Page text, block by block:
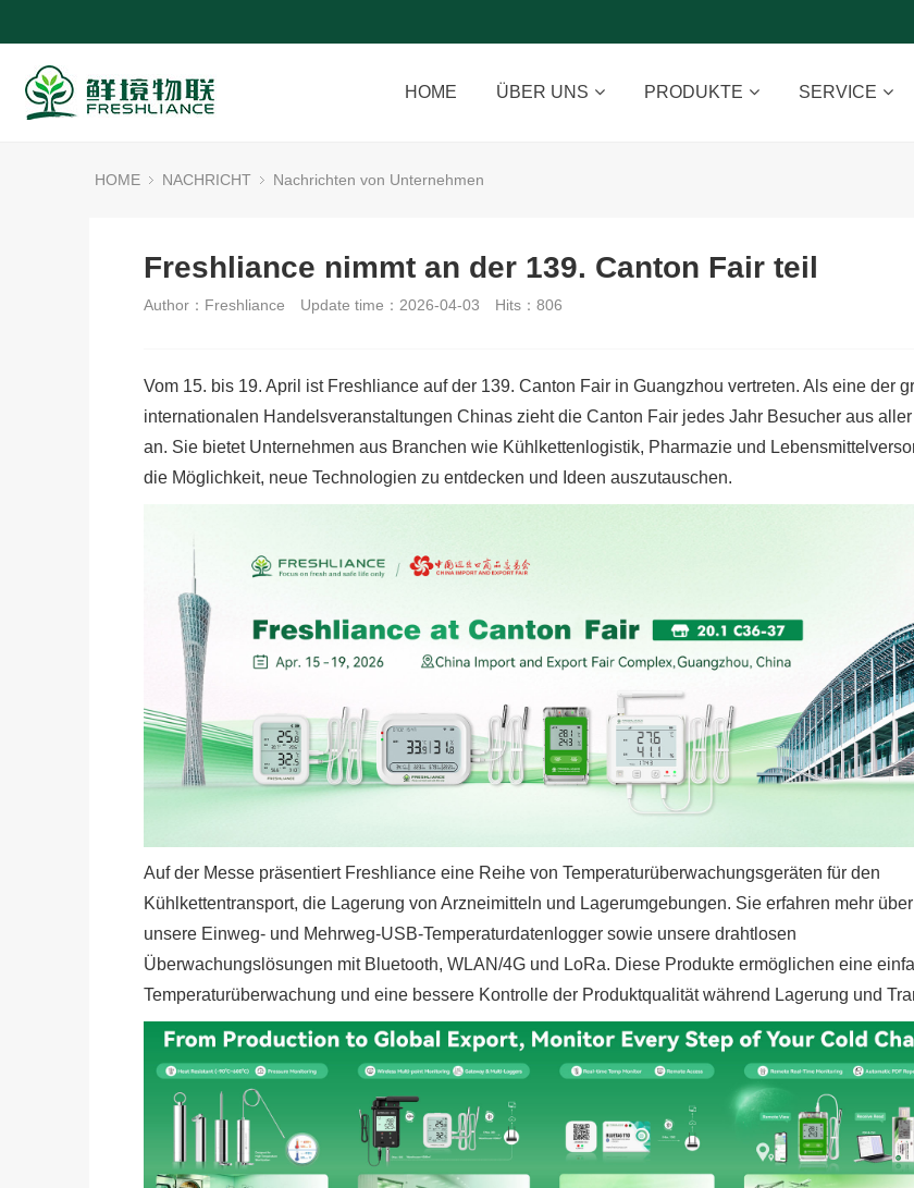
HOME ÜBER UNS PRODUKTE SERVICE
HOME NACHRICHT Nachrichten von Unternehmen
Freshliance nimmt an der 139. Canton Fair teil
Author：Freshliance Update time：2026-04-03 Hits： 806
Vom 15. bis 19. April ist Freshliance auf der 139. Canton Fair in Guangzhou vertreten. Als eine der
internationalen Handelsveranstaltungen Chinas zieht die Canton Fair jedes Jahr Besucher aus
an. Sie bietet Unternehmen aus Branchen wie Kühlkettenlogistik, Pharmazie und
die Möglichkeit, neue Technologien zu entdecken und Ideen auszutauschen.
Auf der Messe präsentiert Freshliance eine Reihe von Temperaturüberwachungsgeräten für den
Kühlkettentransport, die Lagerung von Arzneimitteln und Lagerumgebungen. Sie erfahren mehr über
unsere Einweg- und Mehrweg-USB-Temperaturdatenlogger sowie unsere drahtlosen
Überwachungslösungen mit Bluetooth, WLAN/4G und LoRa. Diese Produkte ermöglichen eine
Temperaturüberwachung und eine bessere Kontrolle der Produktqualität während Lagerung und